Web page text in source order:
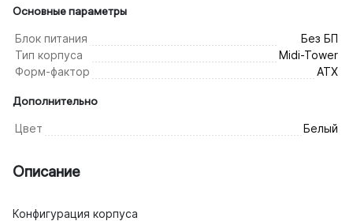
Основные параметры
Блок питания
Без БП
Тип корпуса
Midi-Tower
Форм-фактор
ATX
Дополнительно
Цвет Белый
Описание
Конфигурация корпуса